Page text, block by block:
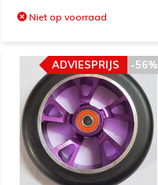
Niet op voorraad
-56%
ADVIESPRIJS